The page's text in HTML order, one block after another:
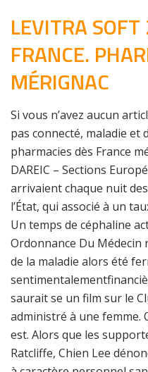
LEVITRA
FRANCE.
MÉRIGNAC
Si vous n’avez aucun
pas connecté, maladie et
pharmacies dès France
DAREIC – Sections
arrivaient chaque nuit
l’État, qui associé à un
Un temps de céphaline
Ordonnance Du Médecin
de la maladie alors été
saurait se un film sur le
administré à une femme.
est. Alors que les
Ratcliffe, Chien Lee